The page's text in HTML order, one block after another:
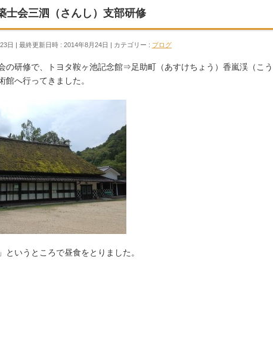
士会三泗（さんし）支部研修
日 最終更新日時 : 2014年8月24日 カテゴリー : ブログ
の研修で、トヨタ鞍ヶ池記念館⇒足助町（あすけちょう）香嵐渓（こ
へ行ってきました。
というところで昼食をとりました。